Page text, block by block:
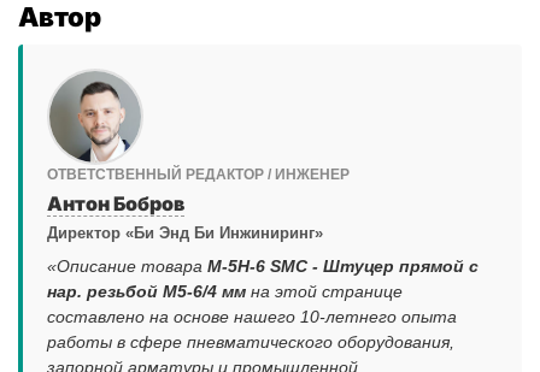
Автор
ОТВЕТСТВЕННЫЙ РЕДАКТОР / ИНЖЕНЕР
Антон Бобров
Директор «Би Энд Би Инжиниринг»
«Описание товара M-5H-6 SMC - Штуцер прямой с
нар. резьбой M5-6/4 мм на этой странице
составлено на основе нашего 10-летнего опыта
работы в сфере пневматического оборудования,
запорной арматуры и промышленной